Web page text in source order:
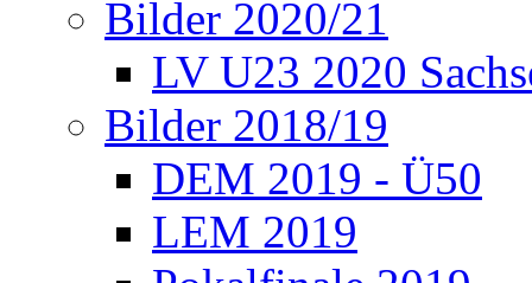
Bilder 2020/21
LV U23 2020
Bilder 2018/19
DEM 2019 - Ü50
LEM 2019